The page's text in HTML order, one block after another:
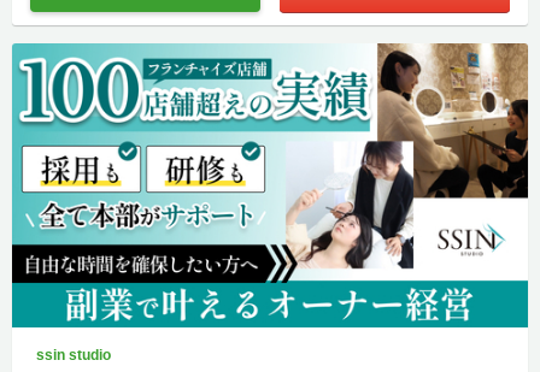
ssin studio